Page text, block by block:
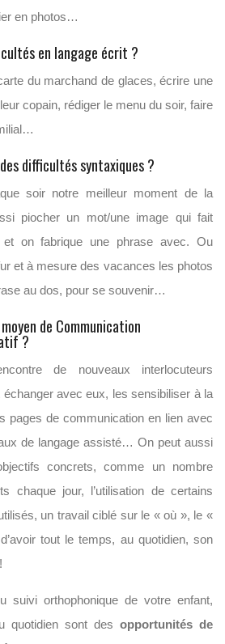
en photos…
en langage écrit ?
du marchand de glaces, écrire une
copain, rédiger le menu du soir, faire
difficultés syntaxiques ?
soir notre meilleur moment de la
piocher un mot/une image qui fait
on fabrique une phrase avec. Ou
et à mesure des vacances les photos
au dos, pour se souvenir…
de Communication
?
de nouveaux interlocuteurs
échanger avec eux, les sensibiliser à la
pages de communication en lien avec
de langage assisté… On peut aussi
concrets, comme un nombre
chaque jour, l’utilisation de certains
un travail ciblé sur le « où », le «
tout le temps, au quotidien, son
suivi orthophonique de votre enfant,
quotidien sont des opportunités de